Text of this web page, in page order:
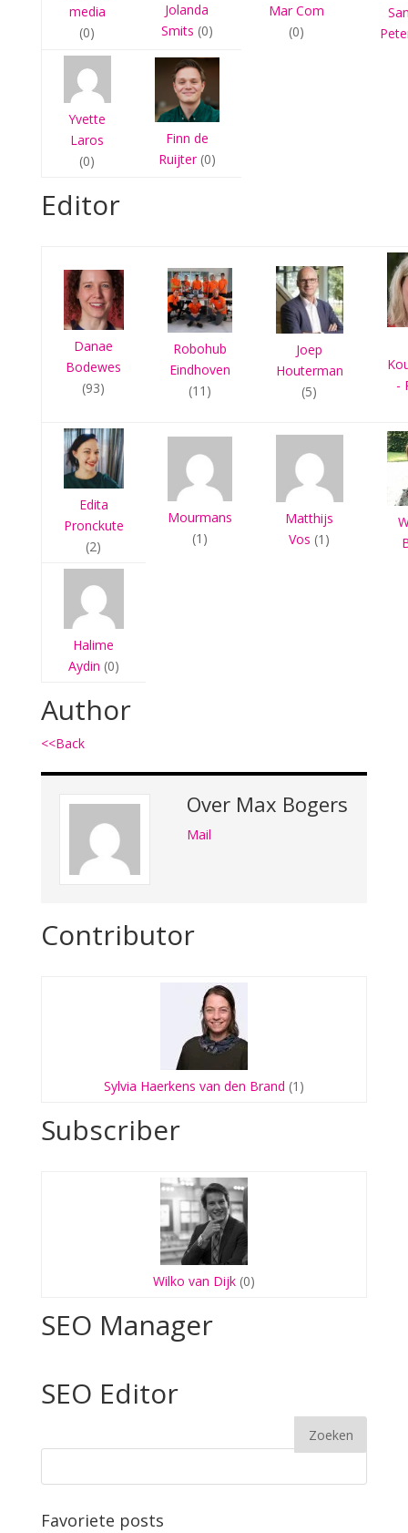
media
(0)
Jolanda
Smits (0)
Mar Com
(0)
Yvette
Laros
(0)
Finn de
Ruijter(0)
Editor
Danae
Bodewes
(93)
Robohub
Eindhoven
(11)
Joep
Houterman
(5)
-
Edita
Pronckute
(2)
Mourmans
(1)
Matthijs
Vos (1)
Halime
Aydin (0)
Author
<<Back
Over Max Bogers
Mail
Contributor
Sylvia Haerkens van den Brand (1)
Subscriber
Wilko van Dijk(0)
SEO Manager
SEO Editor
Favoriete posts